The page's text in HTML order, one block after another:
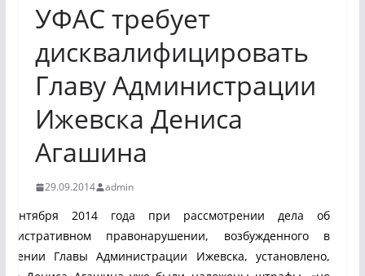
УФАС требует
дисквалифицировать
Главу Администрации
Ижевска Дениса
Агашина
29.09.2014 admin
2014 года при рассмотрении дела об
правонарушении, возбужденного в
Главы Администрации Ижевска, установлено,